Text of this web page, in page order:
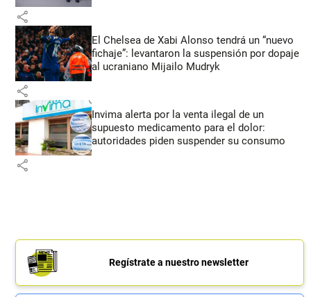
share
El Chelsea de Xabi Alonso tendrá un “nuevo
fichaje”: levantaron la suspensión por dopaje
al ucraniano Mijailo Mudryk
share
Invima alerta por la venta ilegal de un
supuesto medicamento para el dolor:
autoridades piden suspender su consumo
share
Regístrate a nuestro newsletter